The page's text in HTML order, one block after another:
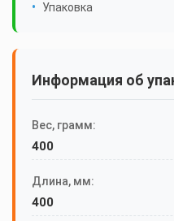
Упаковка
Информация об
Вес, грамм:
400
Длина, мм:
400